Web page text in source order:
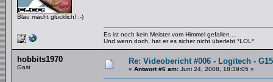
Blau macht glücklich! ;-)
Es ist noch kein Meister vom Himmel gefallen...
Und wenn doch, hat er es sicher nicht überlebt *LOL*
hobbits1970
Gast
Re: Videobericht #006 - Logitech -
« Antwort #6 am: Juni 24, 2008, 18:39:05 »